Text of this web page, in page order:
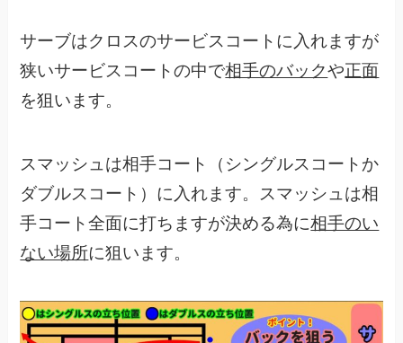
サーブはクロスのサービスコートに入れますが
狭いサービスコートの中で相手のバックや正面
を狙います。
スマッシュは相手コート（シングルスコートか
ダブルスコート）に入れます。スマッシュは相
手コート全面に打ちますが決める為に相手のい
ない場所に狙います。